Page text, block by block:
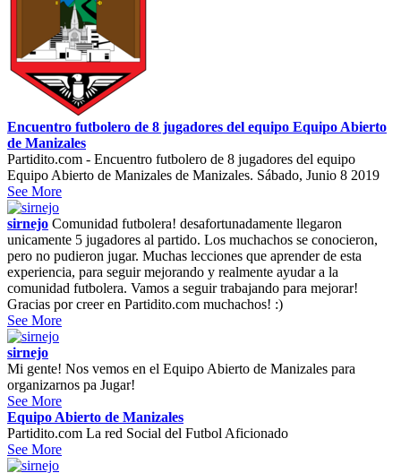
Encuentro futbolero de 8 jugadores del equipo Equipo Abierto
de Manizales
Partidito.com - Encuentro futbolero de 8 jugadores del equipo
Equipo Abierto de Manizales de Manizales. Sábado, Junio 8 2019
See More
sirnejo Comunidad futbolera! desafortunadamente llegaron
unicamente 5 jugadores al partido. Los muchachos se conocieron,
pero no pudieron jugar. Muchas lecciones que aprender de esta
experiencia, para seguir mejorando y realmente ayudar a la
comunidad futbolera. Vamos a seguir trabajando para mejorar!
Gracias por creer en Partidito.com muchachos! :)
See More
sirnejo
Mi gente! Nos vemos en el Equipo Abierto de Manizales para
organizarnos pa Jugar!
See More
Equipo Abierto de Manizales
Partidito.com La red Social del Futbol Aficionado
See More